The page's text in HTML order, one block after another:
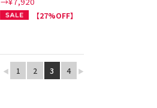
NEW 【27%OFF】
◀ 1 2 3 4 ▶